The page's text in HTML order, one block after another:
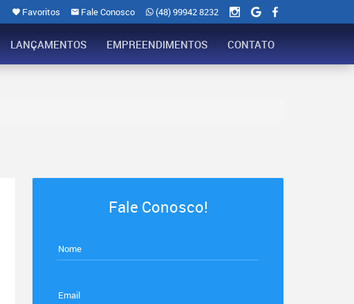
(48) 99942 8232
Fale Conosco
Favoritos
LANÇAMENTOS EMPREENDIMENTOS CONTATO
Fale Conosco!
Nome
Email